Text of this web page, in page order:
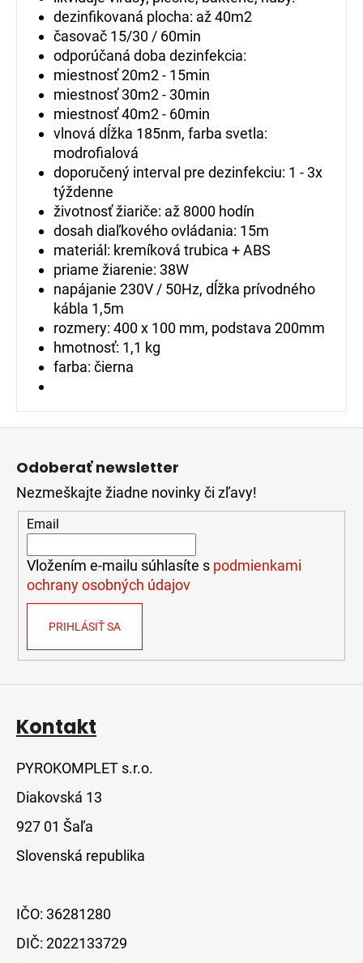
dezinfikovaná plocha: až 40m2
časovač 15/30 / 60min
odporúčaná doba dezinfekcia:
miestnosť 20m2 - 15min
miestnosť 30m2 - 30min
miestnosť 40m2 - 60min
vlnová dĺžka 185nm, farba svetla:
modrofialová
doporučený interval pre dezinfekciu: 1 - 3x
týždenne
životnosť žiariče: až 8000 hodín
dosah diaľkového ovládania: 15m
materiál: kremíková trubica + ABS
priame žiarenie: 38W
napájanie 230V / 50Hz, dĺžka prívodného
kábla 1,5m
rozmery: 400 x 100 mm, podstava 200mm
hmotnosť: 1,1 kg
farba: čierna
Z
Odoberať newsletter
Nezmeškajte žiadne novinky či zľavy!
Email
Vložením e-mailu súhlasíte s podmienkami
ochrany osobných údajov
PRIHLÁSIŤ SA
Kontakt
PYROKOMPLET s.r.o.
Diakovská 13
927 01 Šaľa
Slovenská republika
IČO: 36281280
DIČ: 2022133729